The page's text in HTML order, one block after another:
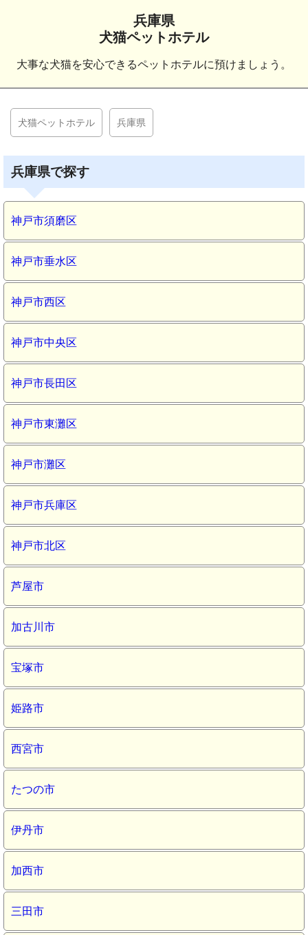
兵庫県
犬猫ペットホテル
大事な犬猫を安心できるペットホテルに預けましょう。
犬猫ペットホテル 兵庫県
兵庫県で探す
神戸市須磨区
神戸市垂水区
神戸市西区
神戸市中央区
神戸市長田区
神戸市東灘区
神戸市灘区
神戸市兵庫区
神戸市北区
芦屋市
加古川市
宝塚市
姫路市
西宮市
たつの市
伊丹市
加西市
三田市